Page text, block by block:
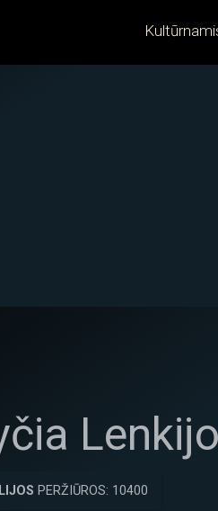
PERŽIŪROS: 10400